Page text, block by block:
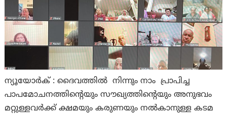
ന്യൂയോർക് : ദൈവത്തിൽ നിന്നും നാം പ്രാപിച്ച
പാപമോചനത്തിന്റെയും സൗഖ്യത്തിന്റെയും അനുഭവം
മറ്റുള്ളവർക്ക് ക്ഷമയും കരുണയും നൽകാനുള്ള കടമ